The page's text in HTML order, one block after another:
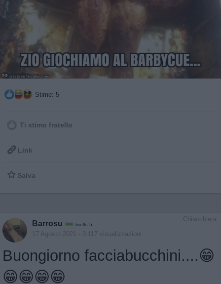
Stime: 5
Ti stimo fratello
 Link
 Salva
Chiacchiera
Barrosu livello 5
17 Agosto 2021 - 3.117 visualizzazioni
Buongiorno facciabucchini....😁
😁😁😁😁